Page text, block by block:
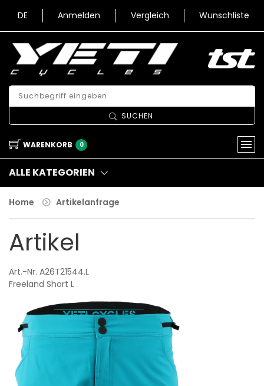
DE Anmelden Vergleich Wunschliste
SUCHEN
WARENKORB 0
ALLE KATEGORIEN
Home Artikelanfrage
Artikel
Art.-Nr. A26T21544.L
Freeland Short L